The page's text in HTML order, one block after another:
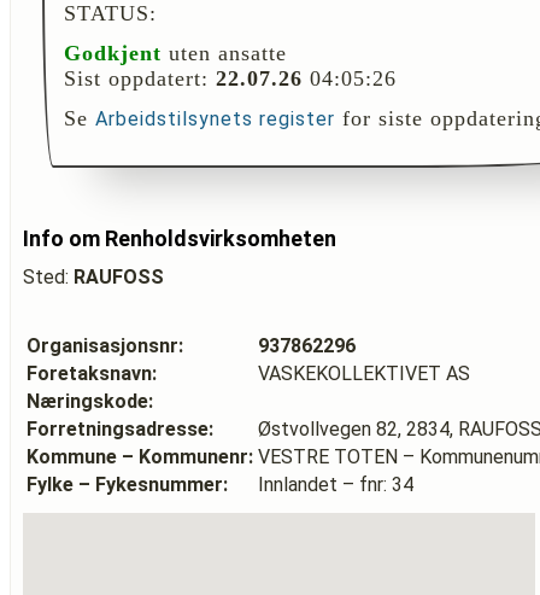
STATUS:
Godkjent uten ansatte
Sist oppdatert: 22.07.26 04:05:26
Se Arbeidstilsynets register for siste
Info om Renholdsvirksomheten
Sted: RAUFOSS
Organisasjonsnr:
937862296
Foretaksnavn:
VASKEKOLLEKTIVET AS
Næringskode:
Forretningsadresse:
Østvollvegen 82, 2834,
Kommune – Kommunenr: VESTRE TOTEN –
Fylke – Fykesnummer:
Innlandet – fnr: 34